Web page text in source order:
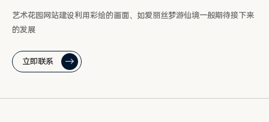
艺术花园网站建设利用彩绘的画面、如爱丽丝梦游仙境一般期待接下来
的发展
立即联系